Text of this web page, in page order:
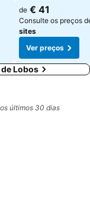
Ver preços
de € 41
Consulte os preços
sites
Ver preços
Lobos
últimos 30 dias